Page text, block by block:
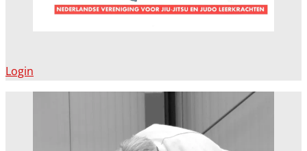
Login